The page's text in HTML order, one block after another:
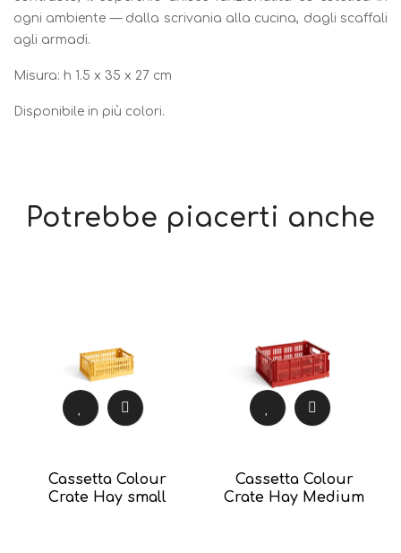
ogni ambiente — dalla scrivania alla cucina, dagli scaffali
agli armadi.
Misura: h 1.5 x 35 x 27 cm
Disponibile in più colori.
Potrebbe piacerti anche
Cassetta Colour
Crate Hay small
Cassetta Colour
Crate Hay Medium